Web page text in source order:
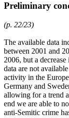
Preliminary
(p. 22/23)
The available data
between 2001 and
2006, but a
data are not
activity in the
Germany and
allowing for a trend
end we are able to
anti-Semitic crime